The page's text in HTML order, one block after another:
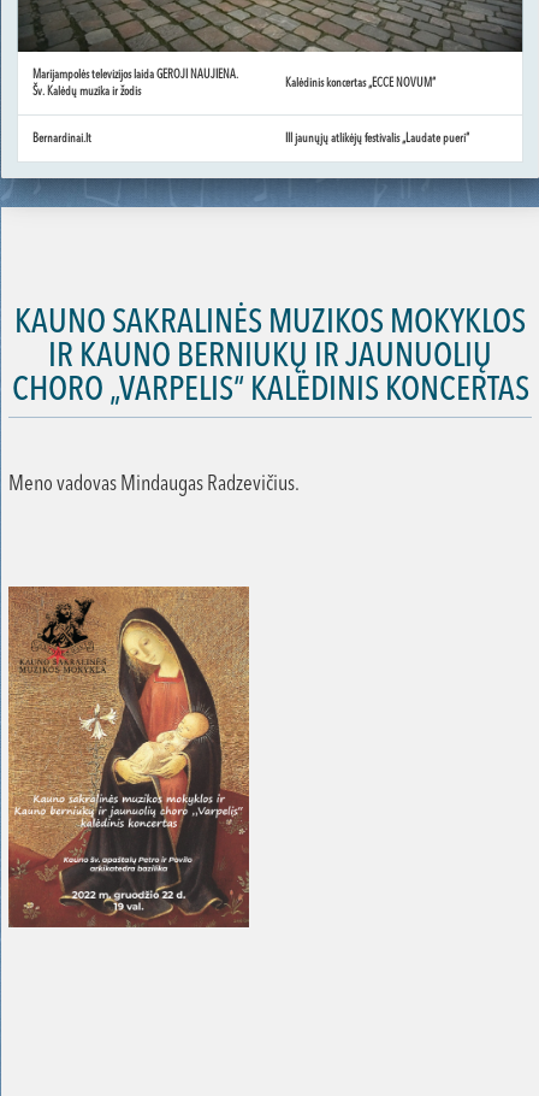
Marijampolės televizijos laida GEROJI NAUJIENA.
Šv. Kalėdų muzika ir žodis
Kalėdinis koncertas „ECCE NOVUM“
Bernardinai.lt III jaunųjų atlikėjų festivalis „Laudate pueri“
KAUNO SAKRALINĖS MUZIKOS MOKYKLOS
IR KAUNO BERNIUKŲ IR JAUNUOLIŲ
CHORO „VARPELIS“ KALĖDINIS KONCERTAS
Meno vadovas Mindaugas Radzevičius.